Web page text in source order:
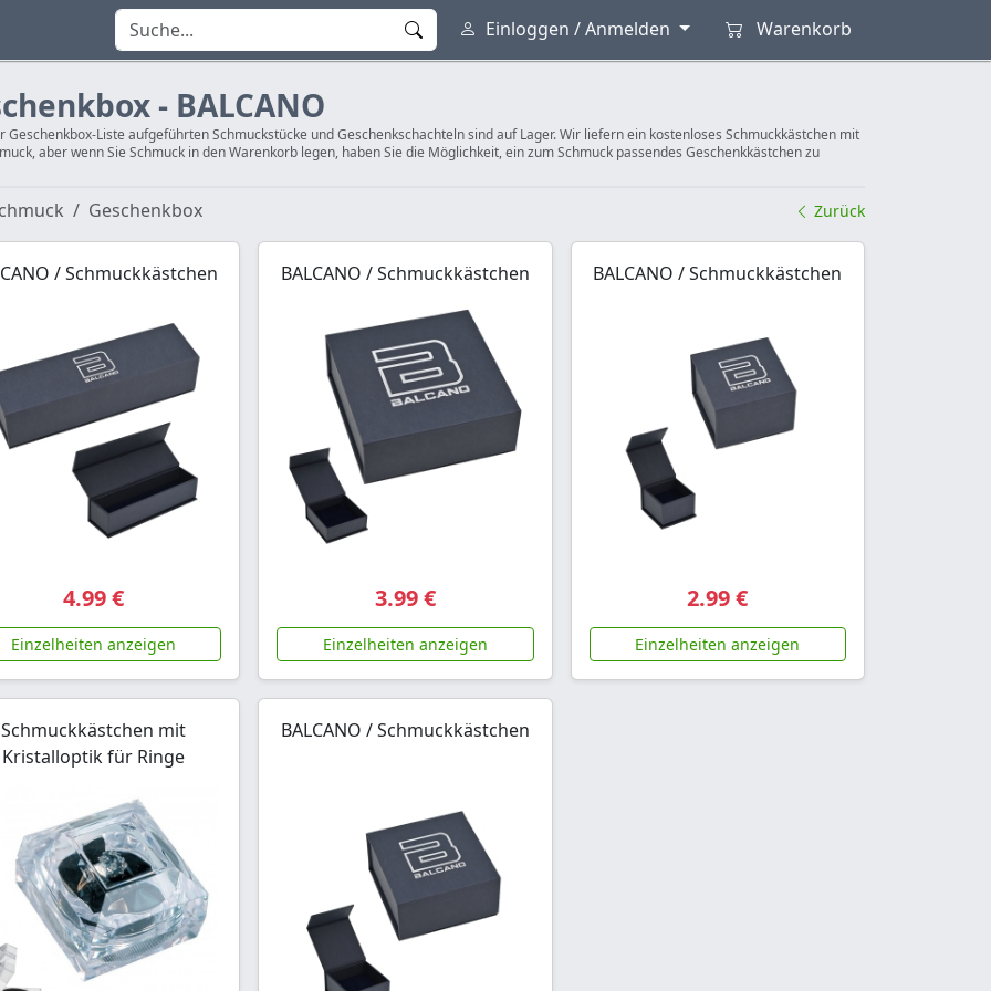
Einloggen / Anmelden Warenkorb
- BALCANO
Geschenkbox-Liste aufgeführten Schmuckstücke und Geschenkschachteln sind auf Lager. Wir liefern ein kostenloses Schmuckkästchen mit
aber wenn Sie Schmuck in den Warenkorb legen, haben Sie die Möglichkeit, ein zum Schmuck passendes Geschenkkästchen zu
Geschenkbox Zurück
/ Schmuckkästchen
4.99 €
Einzelheiten anzeigen
BALCANO / Schmuckkästchen
3.99 €
Einzelheiten anzeigen
BALCANO / Schmuckkästchen
2.99 €
Einzelheiten anzeigen
Schmuckkästchen mit
Kristalloptik für Ringe
BALCANO / Schmuckkästchen